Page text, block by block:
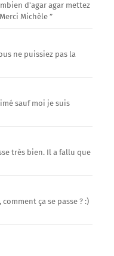
d'agar agar mettez
Michèle ”
ne puissiez pas la
sauf moi je suis
très bien. Il a fallu que
ça se passe ? :)